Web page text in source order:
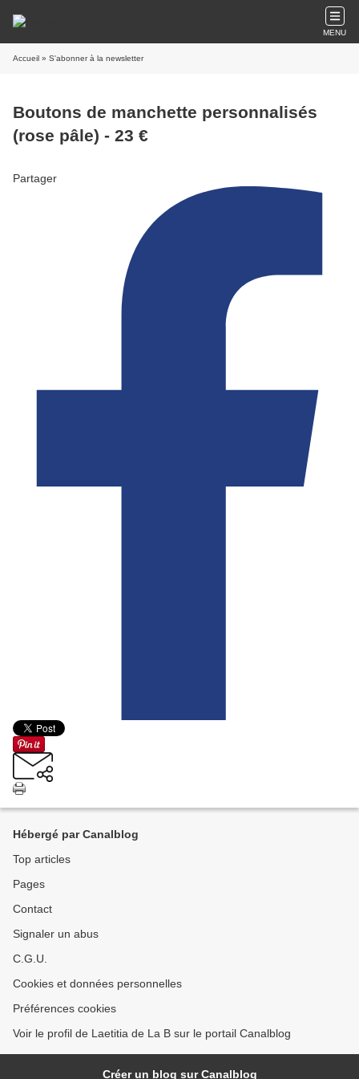
MENU
Accueil » S'abonner à la newsletter
Boutons de manchette personnalisés
(rose pâle) - 23 €
Partager
Hébergé par Canalblog
Top articles
Pages
Contact
Signaler un abus
C.G.U.
Cookies et données personnelles
Préférences cookies
Voir le profil de Laetitia de La B sur le portail Canalblog
Créer un blog sur Canalblog